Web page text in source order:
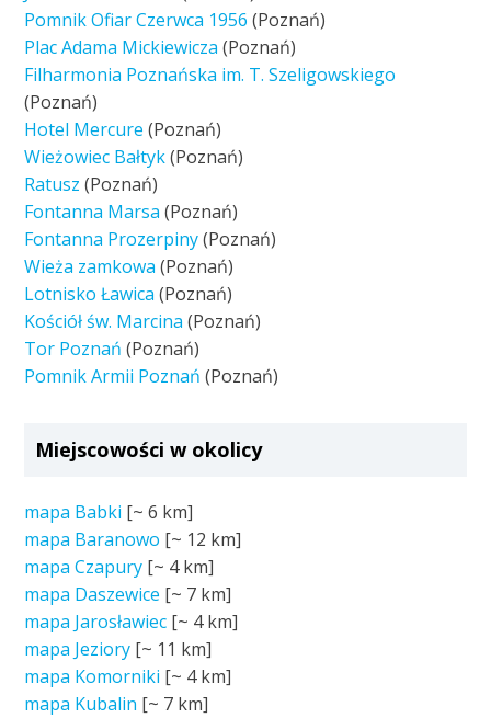
Pomnik Ofiar Czerwca 1956 (Poznań)
Plac Adama Mickiewicza (Poznań)
Filharmonia Poznańska im. T. Szeligowskiego
(Poznań)
Hotel Mercure (Poznań)
Wieżowiec Bałtyk(Poznań)
Ratusz (Poznań)
Fontanna Marsa (Poznań)
Fontanna Prozerpiny(Poznań)
Wieża zamkowa (Poznań)
Lotnisko Ławica (Poznań)
Kościół św. Marcina (Poznań)
Tor Poznań (Poznań)
Pomnik Armii Poznań (Poznań)
Miejscowości w okolicy
mapa Babki [~6 km]
mapa Baranowo [~ 12 km]
mapa Czapury [~ 4 km]
mapa Daszewice [~ 7 km]
mapa Jarosławiec [~ 4 km]
mapa Jeziory [~ 11 km]
mapa Komorniki [~ 4 km]
mapa Kubalin [~ 7 km]